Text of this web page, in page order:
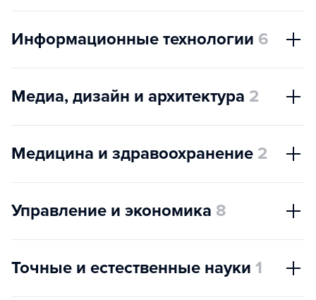
Информационные технологии 6
Медиа, дизайн и архитектура 2
Медицина и здравоохранение 2
Управление и экономика 8
Точные и естественные науки 1